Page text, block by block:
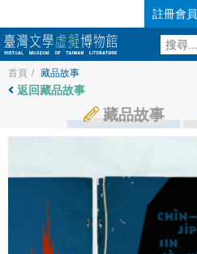
註冊會員
首頁 / 藏品故事
返回藏品故事
藏品故事